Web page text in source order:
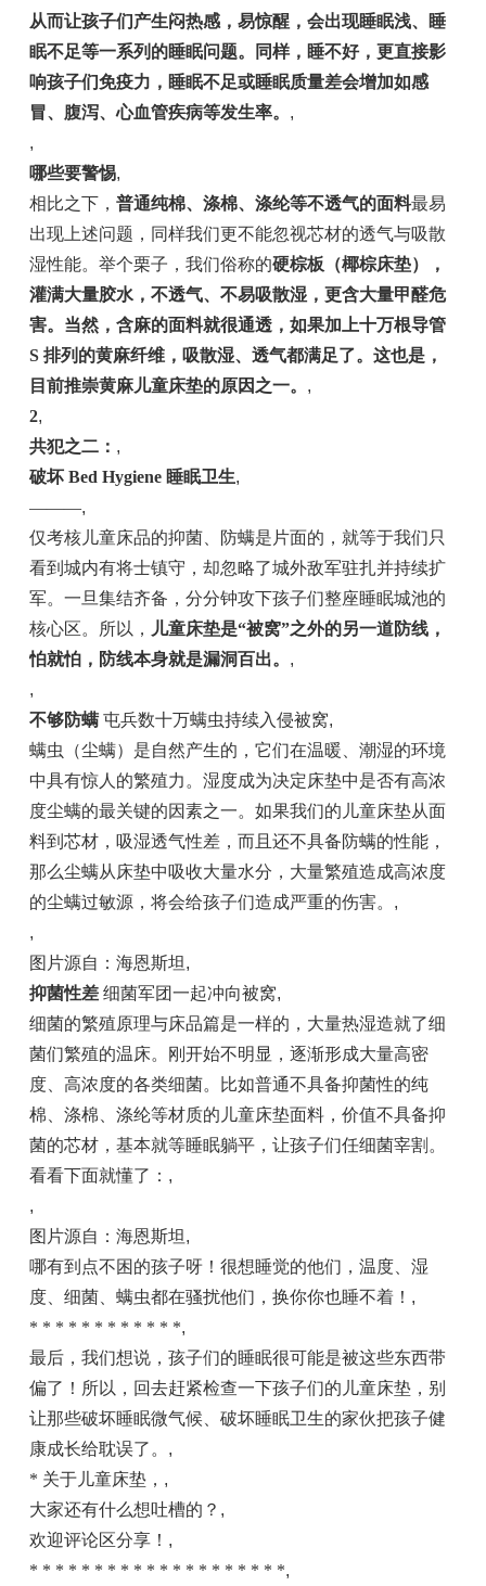
从而让孩子们产生闷热感，易惊醒，会出现睡眠浅、睡
眠不足等一系列的睡眠问题。同样，睡不好，更直接影
响孩子们免疫力，睡眠不足或睡眠质量差会增加如感
冒、腹泻、心血管疾病等发生率。 ,
,
哪些要警惕,
相比之下， 普通纯棉、涤棉、涤纶等不透气的面料最易
出现上述问题，同样我们更不能忽视芯材的透气与吸散
湿性能。举个栗子，我们俗称的硬棕板（椰棕床垫），
灌满大量胶水，不透气、 不易吸散湿，更含大量甲醛危
害。当然，含麻的面料就很通透，如果加上十万根导管
S 排列的黄麻纤维， 吸散湿、透气都满足了。这也是，
目前推崇黄麻儿童床垫的原因之一。 ,
2,
共犯之二： ,
破坏 Bed Hygiene 睡眠卫生,
———,
仅考核儿童床品的抑菌、防螨是片面的，就等于我们只
看到城内有将士镇守，却忽略了城外敌军驻扎并持续扩
军。一旦集结齐备，分分钟攻下孩子们整座睡眠城池的
核心区。所以， 儿童床垫是“被窝”之外的另一道防线，
怕就怕，防线本身就是漏洞百出。 ,
,
不够防螨 屯兵数十万螨虫持续入侵被窝,
螨虫（尘螨）是自然产生的，它们在温暖、潮湿的环境
中具有惊人的繁殖力。湿度成为决定床垫中是否有高浓
度尘螨的最关键的因素之一。如果我们的儿童床垫从面
料到芯材，吸湿透气性差，而且还不具备防螨的性能，
那么尘螨从床垫中吸收大量水分，大量繁殖造成高浓度
的尘螨过敏源，将会给孩子们造成严重的伤害。 ,
,
图片源自：海恩斯坦 ,
抑菌性差细菌军团一起冲向被窝,
细菌的繁殖原理与床品篇是一样的，大量热湿造就了细
菌们繁殖的温床。刚开始不明显，逐渐形成大量高密
度、高浓度的各类细菌。比如普通不具备抑菌性的纯
棉、涤棉、涤纶等材质的儿童床垫面料，价值不具备抑
菌的芯材，基本就等睡眠躺平，让孩子们任细菌宰割。
看看下面就懂了： ,
,
图片源自：海恩斯坦 ,
哪有到点不困的孩子呀！很想睡觉的他们，温度、湿
度、细菌、螨虫都在骚扰他们，换你你也睡不着！ ,
* * * * * * * * * * * *,
最后，我们想说，孩子们的睡眠很可能是被这些东西带
偏了！所以，回去赶紧检查一下孩子们的儿童床垫，别
让那些破坏睡眠微气候、破坏睡眠卫生的家伙把孩子健
康成长给耽误了。 ,
* 关于儿童床垫， ,
大家还有什么想吐槽的？ ,
欢迎评论区分享！ ,
* * * * * * * * * * * * * * * * * * * *,